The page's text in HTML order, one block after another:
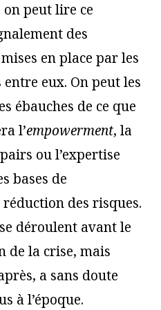
peut lire ce
des
en place par les
eux. On peut les
ébauches de ce que
l’empowerment, la
ou l’expertise
bases de
réduction des risques.
déroulent avant le
de la crise, mais
a sans doute
à l’époque.